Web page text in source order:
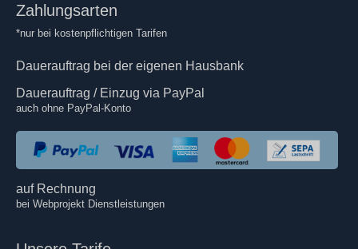
Zahlungsarten
*nur bei kostenpflichtigen Tarifen
Dauerauftrag bei der eigenen Hausbank
Dauerauftrag / Einzug via PayPal
auch ohne PayPal-Konto
auf Rechnung
bei Webprojekt Dienstleistungen